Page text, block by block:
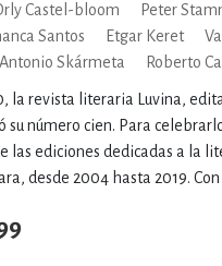
Castel-bloom Peter
Santos
Etgar Keret
Antonio Skármeta Roberto
la revista literaria Luvina,
número cien. Para
las ediciones dedicadas a la
desde 2004 hasta 2019. Con